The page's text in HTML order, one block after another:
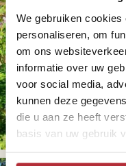
We gebruiken
personaliseren, om
om ons
informatie over uw
voor social media,
kunnen deze
die u aan ze heeft
basis van uw gebruik